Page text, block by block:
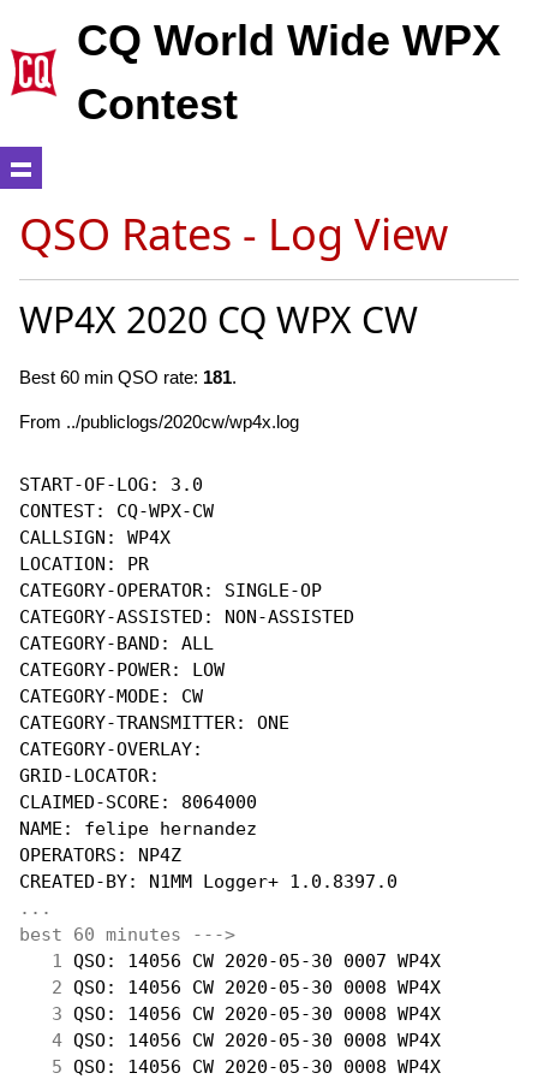
CQ World Wide WPX
Contest
QSO Rates - Log View
WP4X 2020 CQ WPX CW
Best 60 min QSO rate: 181.
From ../publiclogs/2020cw/wp4x.log
START-OF-LOG: 3.0
CONTEST: CQ-WPX-CW
CALLSIGN: WP4X
LOCATION: PR
CATEGORY-OPERATOR: SINGLE-OP
CATEGORY-ASSISTED: NON-ASSISTED
CATEGORY-BAND: ALL
CATEGORY-POWER: LOW
CATEGORY-MODE: CW
CATEGORY-TRANSMITTER: ONE
CATEGORY-OVERLAY:
GRID-LOCATOR:
CLAIMED-SCORE: 8064000
NAME: felipe hernandez
OPERATORS: NP4Z
...
best 60 minutes --->
  1
QSO: 14056 CW 2020-05-30 0007 WP4X
  2
QSO: 14056 CW 2020-05-30 0008 WP4X
  3
QSO: 14056 CW 2020-05-30 0008 WP4X
  4
QSO: 14056 CW 2020-05-30 0008 WP4X
  5
QSO: 14056 CW 2020-05-30 0008 WP4X